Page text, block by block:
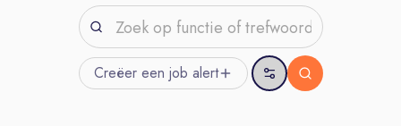
Creëer een job alert